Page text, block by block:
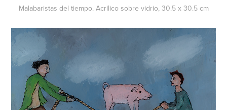
Malabaristas del tiempo. Acrílico sobre vidrio, 30.5 x 30.5 cm